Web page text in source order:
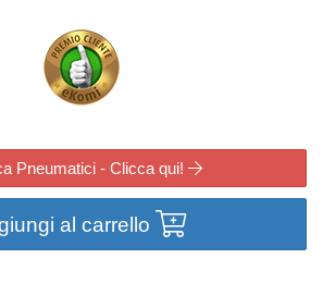
Pneumatici - Clicca qui!
al carrello